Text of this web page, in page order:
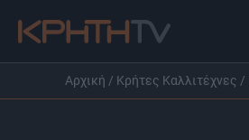
Αρχική / Κρήτες Καλλιτέχνες /